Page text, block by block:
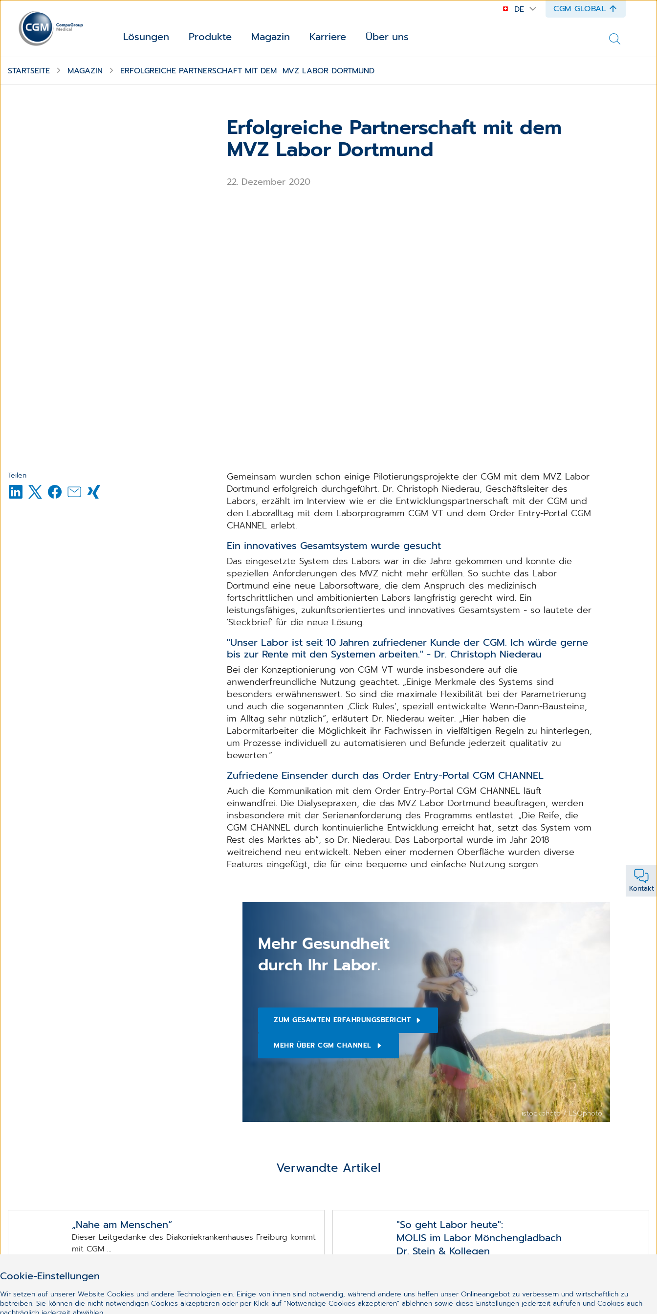
Kontakt
DE CGM GLOBAL
Lösungen Produkte Magazin Karriere Über uns
STARTSEITE MAGAZIN ERFOLGREICHE PARTNERSCHAFT MIT DEM MVZ LABOR DORTMUND
Erfolgreiche Partnerschaft mit dem
MVZ Labor Dortmund
22. Dezember 2020
Teilen
Gemeinsam wurden schon einige Pilotierungsprojekte der CGM mit dem MVZ Labor
Dortmund erfolgreich durchgeführt. Dr. Christoph Niederau, Geschäftsleiter des
Labors, erzählt im Interview wie er die Entwicklungspartnerschaft mit der CGM und
den Laboralltag mit dem Laborprogramm CGM VT und dem Order Entry-Portal CGM
CHANNEL erlebt.
Ein innovatives Gesamtsystem wurde gesucht
Das eingesetzte System des Labors war in die Jahre gekommen und konnte die
speziellen Anforderungen des MVZ nicht mehr erfüllen. So suchte das Labor
Dortmund eine neue Laborsoftware, die dem Anspruch des medizinisch
fortschrittlichen und ambitionierten Labors langfristig gerecht wird. Ein
leistungsfähiges, zukunftsorientiertes und innovatives Gesamtsystem - so lautete der
'Steckbrief' für die neue Lösung.
"Unser Labor ist seit 10 Jahren zufriedener Kunde der CGM. Ich würde gerne
bis zur Rente mit den Systemen arbeiten." - Dr. Christoph Niederau
Bei der Konzeptionierung von CGM VT wurde insbesondere auf die
anwenderfreundliche Nutzung geachtet. „Einige Merkmale des Systems sind
besonders erwähnenswert. So sind die maximale Flexibilität bei der Parametrierung
und auch die sogenannten ‚Click Rules‘, speziell entwickelte Wenn-Dann-Bausteine,
im Alltag sehr nützlich“, erläutert Dr. Niederau weiter. „Hier haben die
Labormitarbeiter die Möglichkeit ihr Fachwissen in vielfältigen Regeln zu hinterlegen,
um Prozesse individuell zu automatisieren und Befunde jederzeit qualitativ zu
bewerten.“
Zufriedene Einsender durch das Order Entry-Portal CGM CHANNEL
Auch die Kommunikation mit dem Order Entry-Portal CGM CHANNEL läuft
einwandfrei. Die Dialysepraxen, die das MVZ Labor Dortmund beauftragen, werden
insbesondere mit der Serienanforderung des Programms entlastet. „Die Reife, die
CGM CHANNEL durch kontinuierliche Entwicklung erreicht hat, setzt das System vom
Rest des Marktes ab“, so Dr. Niederau. Das Laborportal wurde im Jahr 2018
weitreichend neu entwickelt. Neben einer modernen Oberfläche wurden diverse
Features eingefügt, die für eine bequeme und einfache Nutzung sorgen.
istockphoto / LSOphoto
Mehr Gesundheit
durch Ihr Labor.
ZUM GESAMTEN ERFAHRUNGSBERICHT
MEHR ÜBER CGM CHANNEL
Verwandte Artikel
„Nahe am Menschen“
Dieser Leitgedanke des Diakoniekrankenhauses Freiburg kommt
mit CGM ...
Zum Artikel
"So geht Labor heute":
MOLIS im Labor Mönchengladbach
Dr. Stein & Kollegen
Zum Artikel
Cookie-Einstellungen
Wir setzen auf unserer Website Cookies und andere Technologien ein. Einige von ihnen sind notwendig, während andere uns helfen unser Onlineangebot zu verbessern und wirtschaftlich zu
betreiben. Sie können die nicht notwendigen Cookies akzeptieren oder per Klick auf "Notwendige Cookies akzeptieren" ablehnen sowie diese Einstellungen jederzeit aufrufen und Cookies auch